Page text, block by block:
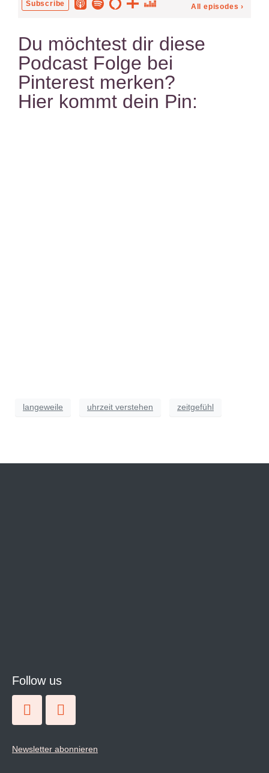
Du möchtest dir diese
Podcast Folge bei
Pinterest merken?
Hier kommt dein Pin:
langeweile uhrzeit verstehen zeitgefühl
Follow us
Newsletter abonnieren